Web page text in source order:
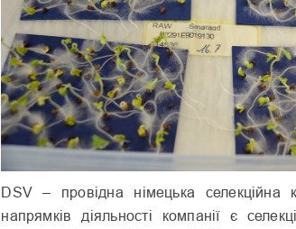
DSV – провідна німецька селекційна
напрямків діяльності компанії є